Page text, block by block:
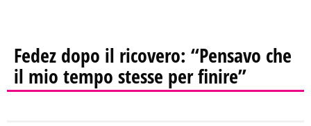
Fedez dopo il ricovero: “Pensavo che
il mio tempo stesse per finire”